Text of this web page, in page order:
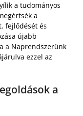
a tudományos
a
fejlődését és
újabb
a Naprendszerünk
ezzel az
a